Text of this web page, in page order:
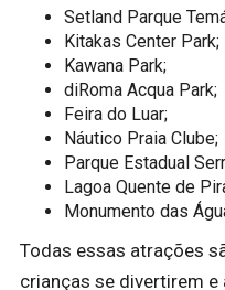
Setland Parque
Kitakas Center Park;
Kawana Park;
diRoma Acqua Park;
Feira do Luar;
Náutico Praia Clube;
Parque Estadual
Lagoa Quente de
Monumento das
Todas essas atrações
crianças se divertirem